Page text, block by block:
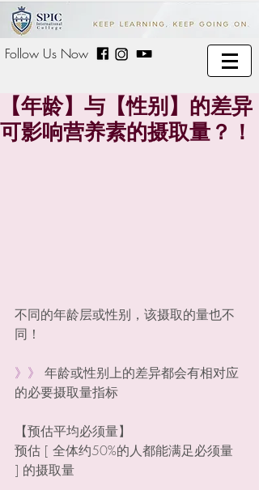
Follow Us Now
【年龄】与【性别】的差异
可影响营养素的摄取量？！
不同的年龄层或性别，该摄取的量也不
同！
》》 年龄或性别上的差异都会有相对应
的必要摄取量指标
【预估平均必须量】
预估 [ 全体约50%的人都能满足必须量
] 的摄取量